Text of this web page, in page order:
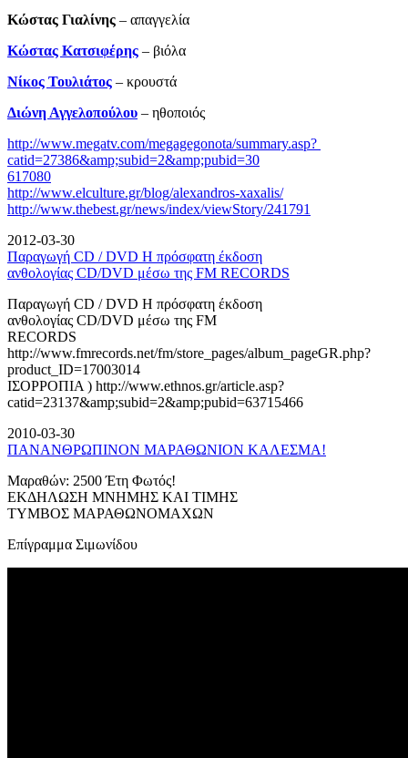
Κώστας Γιαλίνης ­– απαγγελία
Κώστας Κατσιφέρης – βιόλα
Νίκος Τουλιάτος – κρουστά
Διώνη Αγγελοπούλου – ηθοποιός
http://www.megatv.com/megagegonota/summary.asp?
catid=27386&amp;subid=2&amp;pubid=30
617080
http://www.elculture.gr/blog/alexandros-xaxalis/
http://www.thebest.gr/news/index/viewStory/241791
2012-03-30
Παραγωγή CD / DVD Η πρόσφατη έκδοση
ανθολογίας CD/DVD μέσω της FM RECORDS
Παραγωγή CD / DVD Η πρόσφατη έκδοση
ανθολογίας CD/DVD μέσω της FM
RECORDS
http://www.fmrecords.net/fm/store_pages/album_pageGR.php?
product_ID=17003014
ΙΣΟΡΡΟΠΙΑ ) http://www.ethnos.gr/article.asp?
catid=23137&amp;subid=2&amp;pubid=63715466
2010-03-30
ΠΑΝΑΝΘΡΩΠΙΝΟΝ ΜΑΡΑΘΩΝΙΟΝ ΚΑΛΕΣΜΑ!
Μαραθών: 2500 Έτη Φωτός!
ΕΚΔΗΛΩΣΗ ΜΝΗΜΗΣ ΚΑΙ ΤΙΜΗΣ
ΤΥΜΒΟΣ ΜΑΡΑΘΩΝΟΜΑΧΩΝ
Επίγραμμα Σιμωνίδου